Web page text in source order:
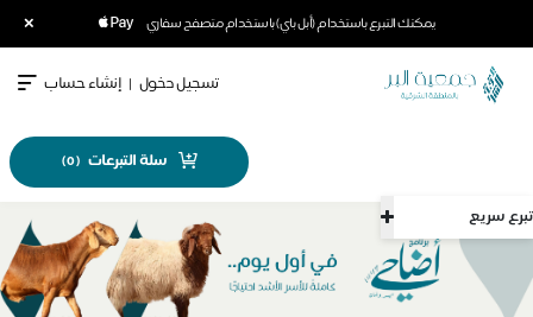
يمكنك التبرع باستخدام (أبل باي) باستخدام متصفح سفاري ×
تبرع سريع
تسجيل دخول | إنشاء حساب
سلة التبرعات (
0
)